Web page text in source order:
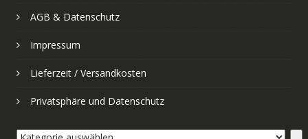
AGB & Datenschutz
Impressum
Lieferzeit / Versandkosten
Privatsphäre und Datenschutz
Kategorie